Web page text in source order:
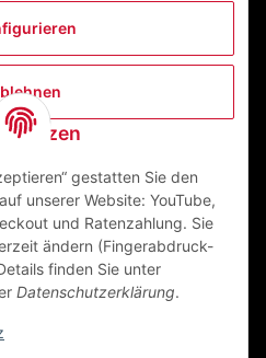
nutzen
gestatten Sie den
unserer Website: YouTube,
und Ratenzahlung. Sie
ändern (Fingerabdruck-
finden Sie unter
Datenschutzerklärung.
GmbH